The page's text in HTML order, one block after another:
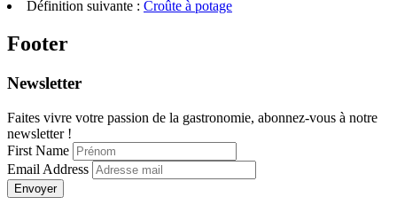
Définition suivante : Croûte à potage
Footer
Newsletter
Faites vivre votre passion de la gastronomie, abonnez-vous à notre
newsletter !
First Name
Email Address
Envoyer